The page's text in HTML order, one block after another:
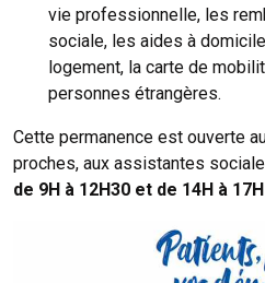
vie professionnelle, les
sociale, les aides à
logement, la carte de
personnes étrangères.
Cette permanence est ouverte
proches, aux assistantes
de 9H à 12H30 et de 14H à